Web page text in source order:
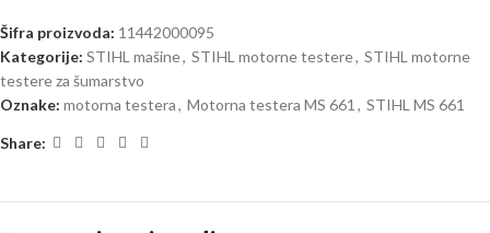
Šifra proizvoda: 11442000095
Kategorije: STIHL mašine, STIHL motorne testere, STIHL motorne
testere za šumarstvo
Oznake: motorna testera, Motorna testera MS 661, STIHL MS 661
Share: